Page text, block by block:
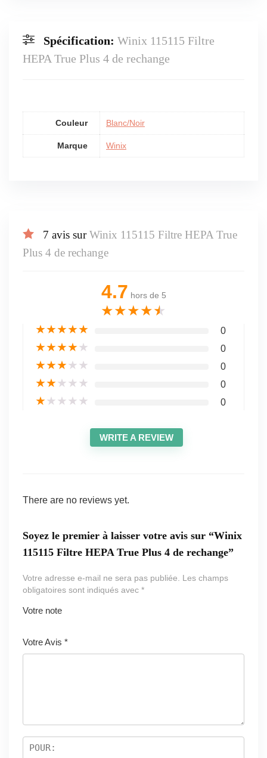
Spécification: Winix 115115 Filtre
HEPA True Plus 4 de rechange
Couleur Blanc/Noir
Marque Winix
7 avis surWinix 115115 Filtre HEPA True
Plus 4 de rechange
4.7 hors de 5
★★★★★
★★★★★ 0
★★★★★ 0
★★★★★ 0
★★★★★ 0
★★★★★ 0
WRITE A REVIEW
There are no reviews yet.
Soyez le premier à laisser votre avis sur “Winix
115115 Filtre HEPA True Plus 4 de rechange”
Votre adresse e-mail ne sera pas publiée. Les champs
obligatoires sont indiqués avec *
Votre note
oi
s
5
Votre Avis *